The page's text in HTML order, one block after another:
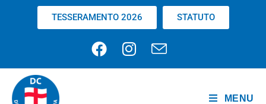
TESSERAMENTO 2026 STATUTO
MENU